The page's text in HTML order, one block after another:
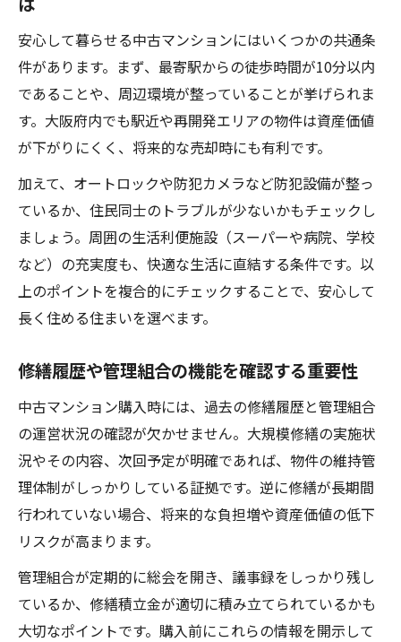
安心して暮らせる中古マンションにはいくつかの共通条
件があります。まず、最寄駅からの徒歩時間が10分以内
であることや、周辺環境が整っていることが挙げられま
す。大阪府内でも駅近や再開発エリアの物件は資産価値
が下がりにくく、将来的な売却時にも有利です。
加えて、オートロックや防犯カメラなど防犯設備が整っ
ているか、住民同士のトラブルが少ないかもチェックし
ましょう。周囲の生活利便施設（スーパーや病院、学校
など）の充実度も、快適な生活に直結する条件です。以
上のポイントを複合的にチェックすることで、安心して
長く住める住まいを選べます。
修繕履歴や管理組合の機能を確認する重要性
中古マンション購入時には、過去の修繕履歴と管理組合
の運営状況の確認が欠かせません。大規模修繕の実施状
況やその内容、次回予定が明確であれば、物件の維持管
理体制がしっかりしている証拠です。逆に修繕が長期間
行われていない場合、将来的な負担増や資産価値の低下
リスクが高まります。
管理組合が定期的に総会を開き、議事録をしっかり残し
ているか、修繕積立金が適切に積み立てられているかも
大切なポイントです。購入前にこれらの情報を開示して